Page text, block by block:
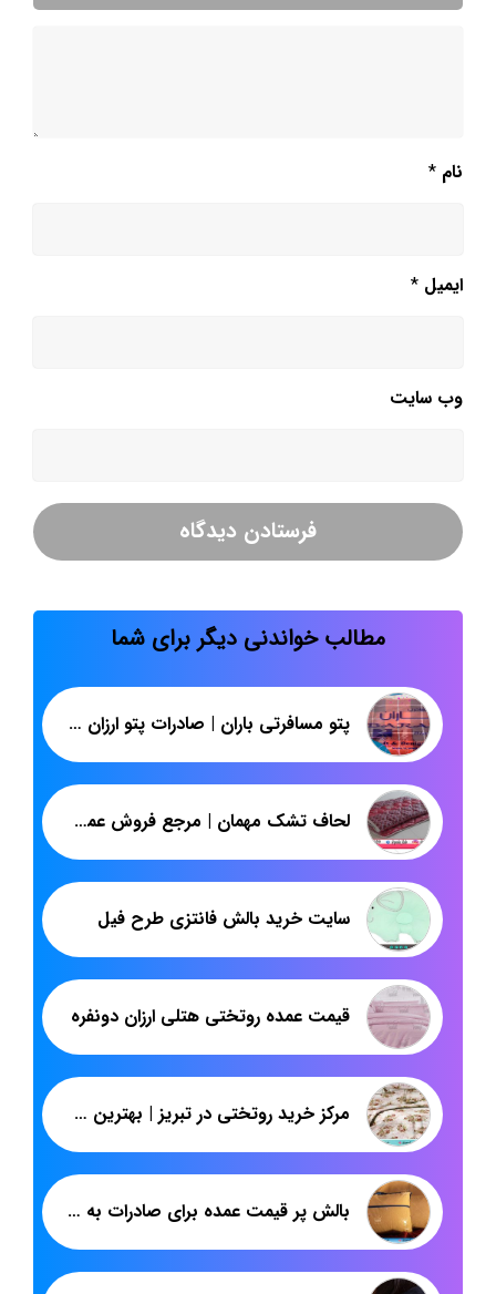
نام *
ایمیل *
وب‌ سایت
مطالب خواندنی دیگر برای شما
پتو مسافرتی باران | صادرات پتو ارزان قیمت به عراق
لحاف تشک مهمان | مرجع فروش عمده تشک ارزان | پاندا
سایت خرید بالش فانتزی طرح فیل
قیمت عمده روتختی هتلی ارزان دونفره
مرکز خرید روتختی در تبریز | بهترین مدل روتختی ایرانی و ترک | پاندا
بالش پر قیمت عمده برای صادرات به عراق